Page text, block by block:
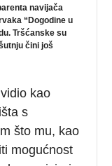
navijača
“Dogodine u
Tršćanske su
čini još
kao
s
što mu, kao
mogućnost